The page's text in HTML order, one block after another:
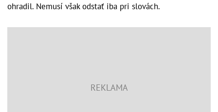
ohradil. Nemusí však odstať iba pri slovách.